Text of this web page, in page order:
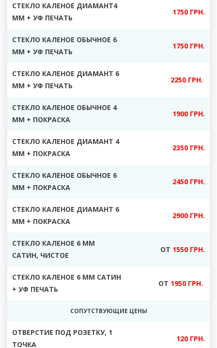
СТЕКЛО КАЛЕНОЕ ДИАМАНТ4
ММ + УФ ПЕЧАТЬ
1750 ГРН.
СТЕКЛО КАЛЕНОЕ ОБЫЧНОЕ 6
ММ + УФ ПЕЧАТЬ
1750 ГРН.
СТЕКЛО КАЛЕНОЕ ДИАМАНТ 6
ММ + УФ ПЕЧАТЬ
2250 ГРН.
СТЕКЛО КАЛЕНОЕ ОБЫЧНОЕ 4
ММ + ПОКРАСКА
1900 ГРН.
СТЕКЛО КАЛЕНОЕ ДИАМАНТ 4
ММ + ПОКРАСКА
2350 ГРН.
СТЕКЛО КАЛЕНОЕ ОБЫЧНОЕ 6
ММ + ПОКРАСКА
2450 ГРН.
СТЕКЛО КАЛЕНОЕ ДИАМАНТ 6
ММ + ПОКРАСКА
2900 ГРН.
СТЕКЛО КАЛЕНОЕ 6 ММ
САТИН, ЧИСТОЕ
ОТ 1550 ГРН.
СТЕКЛО КАЛЕНОЕ 6 ММ САТИН
+ УФ ПЕЧАТЬ
ОТ 1950 ГРН.
СОПУТСТВУЮЩИЕ ЦЕНЫ
ОТВЕРСТИЕ ПОД РОЗЕТКУ, 1
ТОЧКА
120 ГРН.